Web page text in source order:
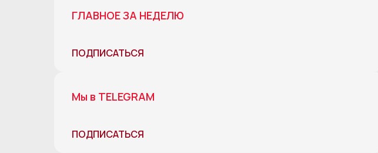
ГЛАВНОЕ ЗА НЕДЕЛЮ
ПОДПИСАТЬСЯ
Мы в TELEGRAM
ПОДПИСАТЬСЯ